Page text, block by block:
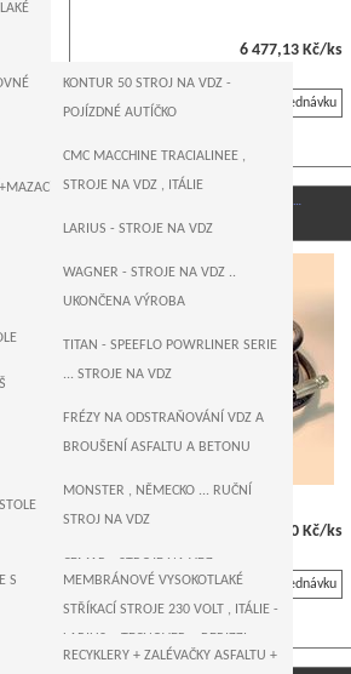
6 477,13 Kč/ks
Na objednávku
HP2 Berizzi vysokotlaká hadice pro airless s…
7 598,80 Kč/ks
Na objednávku
KONTUR 50 STROJ NA VDZ -
POJÍZDNÉ AUTÍČKO
CMC MACCHINE TRACIALINEE ,
STROJE NA VDZ , ITÁLIE
LARIUS - STROJE NA VDZ
WAGNER - STROJE NA VDZ ..
UKONČENA VÝROBA
TITAN - SPEEFLO POWRLINER SERIE
... STROJE NA VDZ
FRÉZY NA ODSTRAŇOVÁNÍ VDZ A
BROUŠENÍ ASFALTU A BETONU
MONSTER , NĚMECKO ... RUČNÍ
STROJ NA VDZ
CEMAR - STROJE NA VDZ
S
MEMBRÁNOVÉ VYSOKOTLAKÉ
STŘÍKACÍ STROJE 230 VOLT , ITÁLIE -
LARIUS + TECNOVER + BERIZZI
RECYKLERY + ZALÉVAČKY ASFALTU +